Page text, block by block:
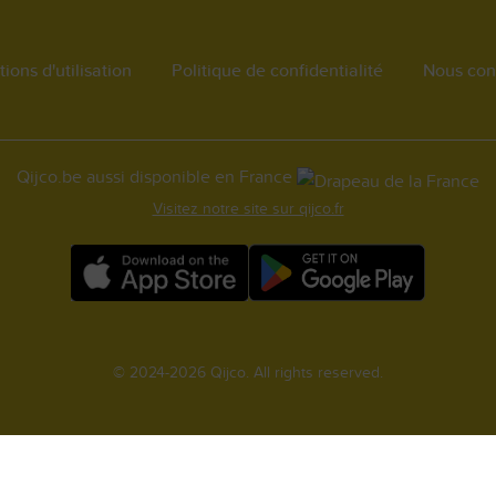
d'utilisation Politique de confidentialité Nous
Qijco.be aussi disponible en France
Visitez notre site sur qijco.fr
© 2024-2026 Qijco. All rights reserved.